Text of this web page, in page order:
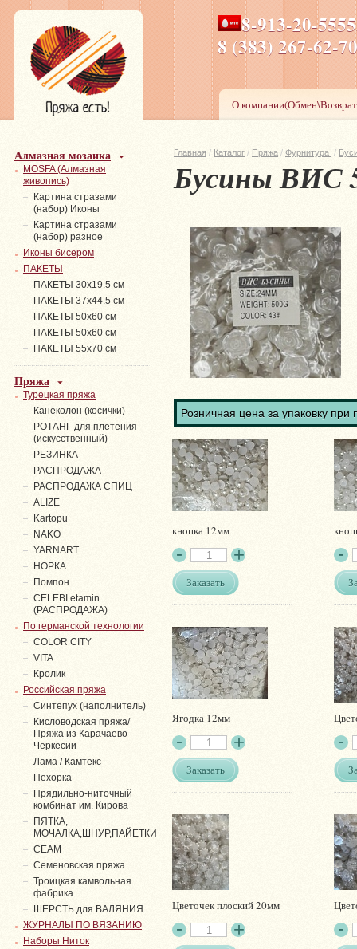
8-913-20-
8 (383) 267-
ПН-ПТ 8-17,СБ-ВС 9-
О
Главная / Каталог / Пряжа / Фурнитура /
Бусины ВИС
Розничная цена за упаковку при
кнопка 12мм
Заказать
Ягодка 12мм
Заказать
Цветочек плоский 20мм
Алмазная мозаика
MOSFA (Алмазная
живопись)
Картина стразами
(набор) Иконы
Картина стразами
(набор) разное
Иконы бисером
ПАКЕТЫ
ПАКЕТЫ 30х19.5 см
ПАКЕТЫ 37х44.5 см
ПАКЕТЫ 50х60 см
ПАКЕТЫ 50х60 см
ПАКЕТЫ 55х70 см
Пряжа
Турецкая пряжа
Канеколон (косички)
РОТАНГ для плетения
(искусственный)
PЕЗИНКА
РАСПРОДАЖА
РАСПРОДАЖА СПИЦ
ALIZE
Kartopu
NAKO
YARNART
НОРКА
Помпон
СELEBI etamin
(РАСПРОДАЖА)
По германской технологии
COLOR CITY
VITA
Кролик
Российская пряжа
Синтепух (наполнитель)
Кисловодская пряжа/
Пряжа из Карачаево-
Черкесии
Лама / Камтекс
Пехорка
Прядильно-ниточный
комбинат им. Кирова
ПЯТКА,
МОЧАЛКА,ШНУР,ПАЙЕТКИ
СЕАМ
Семеновская пряжа
Троицкая камвольная
фабрика
ШЕРСТЬ для ВАЛЯНИЯ
ЖУРНАЛЫ ПО ВЯЗАНИЮ
Наборы Ниток